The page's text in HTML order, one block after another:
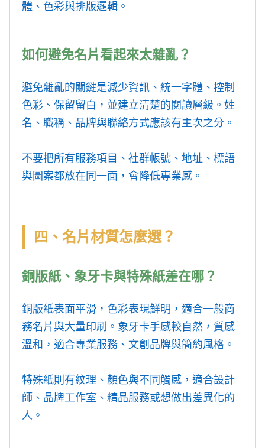
體、色彩與排版邏輯。
如何避免名片看起來太雜亂？
避免雜亂的關鍵是減少資訊、統一字體、控制
色彩、保留留白，並建立清楚的閱讀層級。姓
名、職稱、品牌與聯絡方式應該有主次之分。
不要把所有服務項目、社群帳號、地址、標語
與圖案都放在同一面，會降低專業感。
四、名片材質怎麼選？
銅版紙、象牙卡與特殊紙差在哪？
銅版紙表面平滑，色彩表現鮮明，適合一般商
務名片與大量印刷。象牙卡手感較自然，質感
溫和，適合專業服務、文創品牌與簡約風格。
特殊紙則有紋理、顏色與不同觸感，適合設計
師、品牌工作室、精品服務或想做出差異化的
人。